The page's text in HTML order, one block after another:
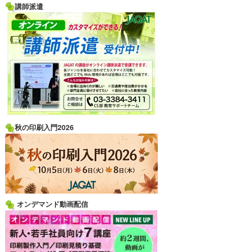
講師派遣
秋の印刷入門2026
オンデマンド動画配信